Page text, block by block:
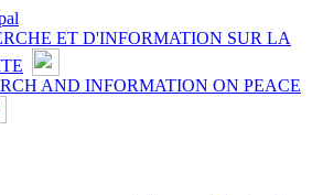
ET D'INFORMATION SUR LA
AND INFORMATION ON PEACE